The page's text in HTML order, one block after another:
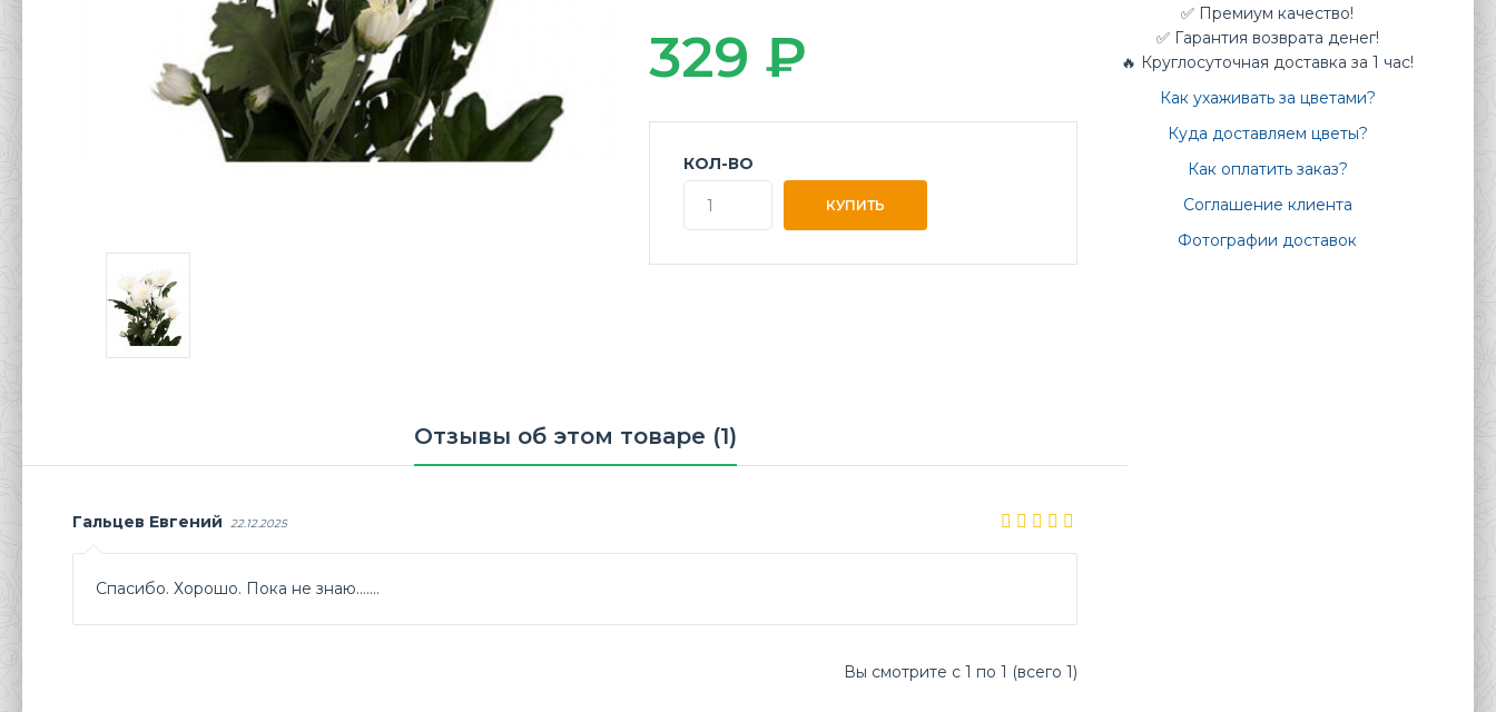
329 ₽
КОЛ-ВО
Отзывы об этом товаре (1)
Гальцев Евгений 22.12.2025
Спасибо. Хорошо. Пока не знаю.......
Вы смотрите с 1 по 1 (всего 1)
✅ Премиум качество!
✅ Гарантия возврата денег!
🔥 Круглосуточная доставка за 1 час!
Как ухаживать за цветами?
Куда доставляем цветы?
Как оплатить заказ?
Соглашение клиента
Фотографии доставок